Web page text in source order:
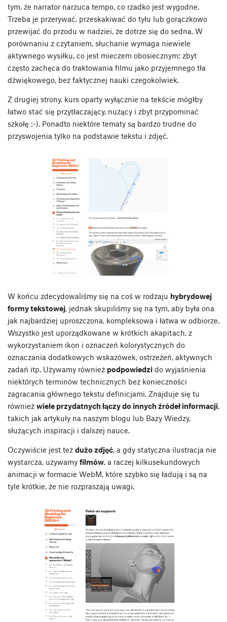
tym, że narrator narzuca tempo, co rzadko jest wygodne.
Trzeba je przerywać, przeskakiwać do tyłu lub gorączkowo
przewijać do przodu w nadziei, że dotrze się do sedna. W
porównaniu z czytaniem, słuchanie wymaga niewiele
aktywnego wysiłku, co jest mieczem obosiecznym: zbyt
często zachęca do traktowania filmu jako przyjemnego tła
dźwiękowego, bez faktycznej nauki czegokolwiek.
Z drugiej strony, kurs oparty wyłącznie na tekście mógłby
łatwo stać się przytłaczający, nużący i zbyt przypominać
szkołę :-). Ponadto niektóre tematy są bardzo trudne do
przyswojenia tylko na podstawie tekstu i zdjęć.
W końcu zdecydowaliśmy się na coś w rodzaju hybrydowej
formy tekstowej, jednak skupiliśmy się na tym, aby była ona
jak najbardziej uproszczona, kompleksowa i łatwa w odbiorze.
Wszystko jest uporządkowane w krótkich akapitach, z
wykorzystaniem ikon i oznaczeń kolorystycznych do
oznaczania dodatkowych wskazówek, ostrzeżeń, aktywnych
zadań itp. Używamy również podpowiedzi do wyjaśnienia
niektórych terminów technicznych bez konieczności
zagracania głównego tekstu definicjami. Znajduje się tu
również wiele przydatnych łączy do innych źródeł informacji,
takich jak artykuły na naszym blogu lub Bazy Wiedzy,
służących inspiracji i dalszej nauce.
Oczywiście jest też dużo zdjęć, a gdy statyczna ilustracja nie
wystarcza, używamy filmów, a raczej kilkusekundowych
animacji w formacie WebM, które szybko się ładują i są na
tyle krótkie, że nie rozpraszają uwagi.